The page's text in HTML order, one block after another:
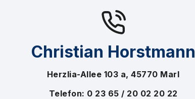
Christian Horstmann
Herzlia-Allee 103 a, 45770 Marl
Telefon: 0 23 65 / 20 02 20 22